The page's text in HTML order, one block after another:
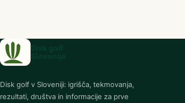
Disk golf v Sloveniji: igrišča, tekmovanja,
rezultati, društva in informacije za prve